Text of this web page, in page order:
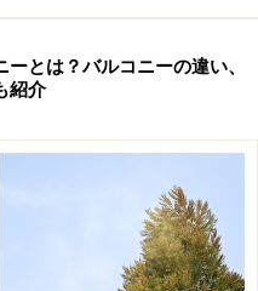
額が計算できる
返済額早見表は、本来は
ための早見表です。ここ
しておきましょう。とい
せん。借りる金額を100
表の金額をかければよい
とは？バルコニーの違い、
紹介